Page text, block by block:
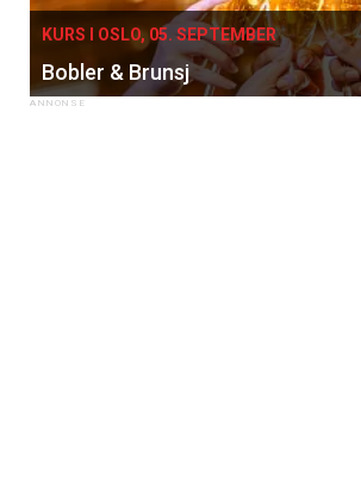
KURS I OSLO, 05. SEPTEMBER
Bobler & Brunsj